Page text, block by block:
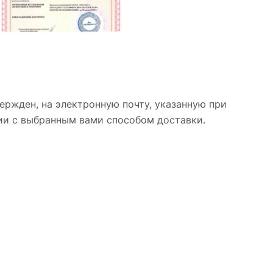
на электронную почту, указанную при
с выбранным вами способом доставки.